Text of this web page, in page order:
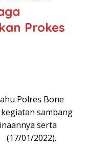
Prokes
Polres Bone
sambang
serta
(17/01/2022).